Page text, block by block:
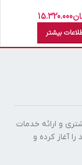
15.320.000
بیشتر
و ارائه خدمات
آغاز کرده و